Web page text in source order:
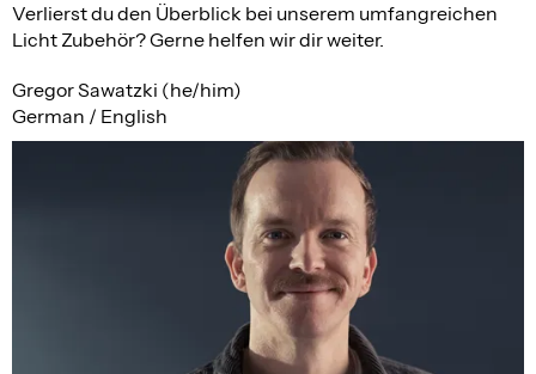
Verlierst du den Überblick bei unserem umfangreichen
Licht Zubehör? Gerne helfen wir dir weiter.
Gregor Sawatzki (he/him)
German / English